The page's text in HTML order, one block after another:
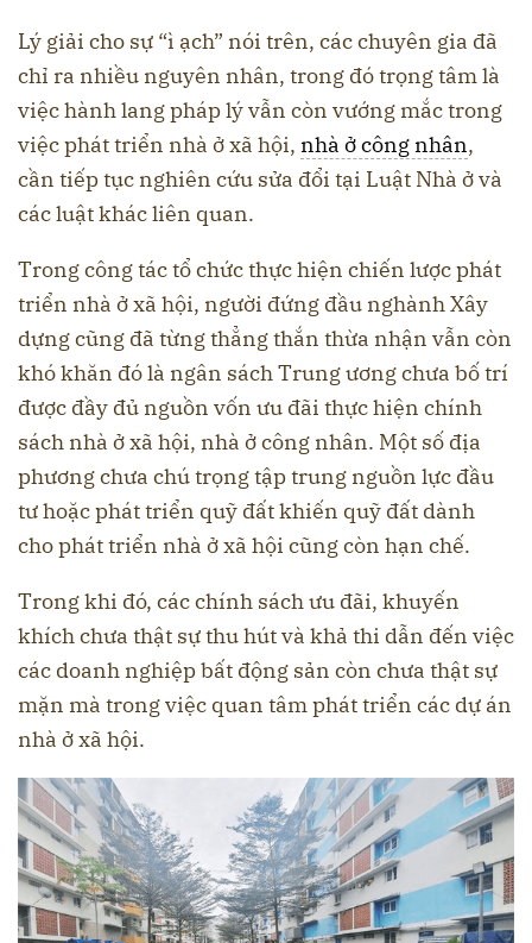
Lý giải cho sự “ì ạch” nói trên, các chuyên gia đã
chỉ ra nhiều nguyên nhân, trong đó trọng tâm là
việc hành lang pháp lý vẫn còn vướng mắc trong
việc phát triển nhà ở xã hội, nhà ở công nhân,
cần tiếp tục nghiên cứu sửa đổi tại Luật Nhà ở và
các luật khác liên quan.
Trong công tác tổ chức thực hiện chiến lược phát
triển nhà ở xã hội, người đứng đầu nghành Xây
dựng cũng đã từng thẳng thắn thừa nhận vẫn còn
khó khăn đó là ngân sách Trung ương chưa bố trí
được đầy đủ nguồn vốn ưu đãi thực hiện chính
sách nhà ở xã hội, nhà ở công nhân. Một số địa
phương chưa chú trọng tập trung nguồn lực đầu
tư hoặc phát triển quỹ đất khiến quỹ đất dành
cho phát triển nhà ở xã hội cũng còn hạn chế.
Trong khi đó, các chính sách ưu đãi, khuyến
khích chưa thật sự thu hút và khả thi dẫn đến việc
các doanh nghiệp bất động sản còn chưa thật sự
mặn mà trong việc quan tâm phát triển các dự án
nhà ở xã hội.